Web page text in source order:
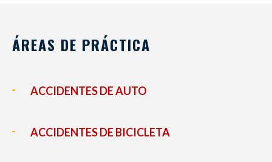
ÁREAS DE PRÁCTICA
ACCIDENTES DE AUTO
ACCIDENTES DE BICICLETA